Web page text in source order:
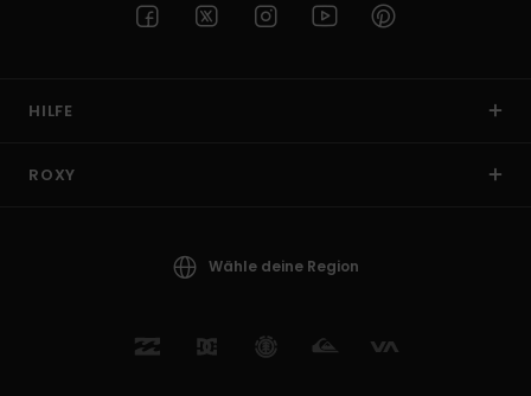
HILFE
ROXY
Wähle deine Region